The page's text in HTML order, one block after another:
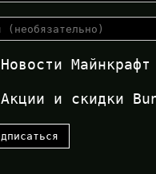
Новости Майнкрафт
Акции и скидки